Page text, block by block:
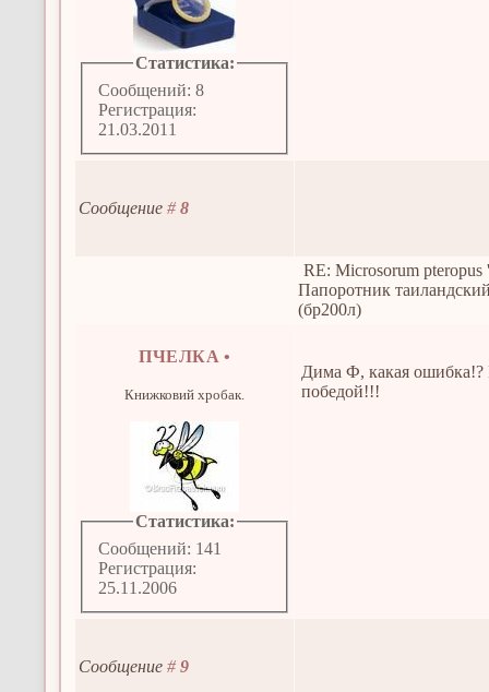
Статистика:
Сообщений: 8
Регистрация:
21.03.2011
Сообщение#8
RE: Microsorum pteropus
Папоротник
(бр200л)
ПЧЕЛКА •
Книжковий хробак.
Статистика:
Сообщений: 141
Регистрация:
25.11.2006
Дима Ф, какая ошибка!?
победой!!!
Сообщение#9